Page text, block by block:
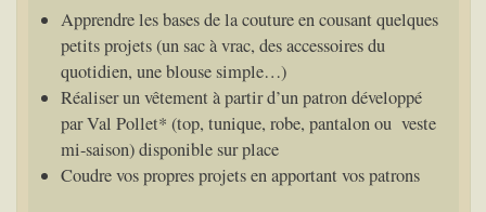
Apprendre les bases de la couture en cousant quelques
petits projets (un sac à vrac, des accessoires du
quotidien, une blouse simple…)
Réaliser un vêtement à partir d’un patron développé
par Val Pollet* (top, tunique, robe, pantalon ou veste
mi-saison) disponible sur place
Coudre vos propres projets en apportant vos patrons